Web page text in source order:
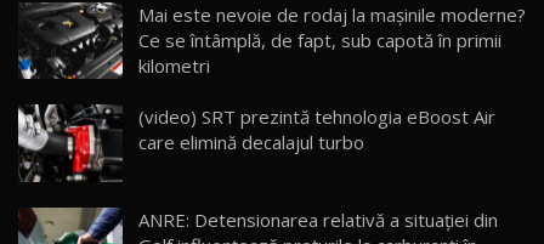
15 14:37
16
AutoBlogMD
13:10
17 20:06
Mai este nevoie de rodaj la mașinile moderne?
Ce se întâmplă, de fapt, sub capotă în primii
kilometri
(video) SRT prezintă tehnologia eBoost Air
care elimină decalajul turbo
ANRE: Detensionarea relativă a situației din